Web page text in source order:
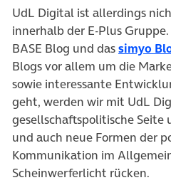
UdL Digital ist allerdings
innerhalb der E-Plus
BASE Blog und dassimyo
Blogs vor allem um die
sowie interessante
geht, werden wir mit UdL
gesellschaftspolitische Seite
und auch neue Formen der
Kommunikation im
Scheinwerferlicht rücken.